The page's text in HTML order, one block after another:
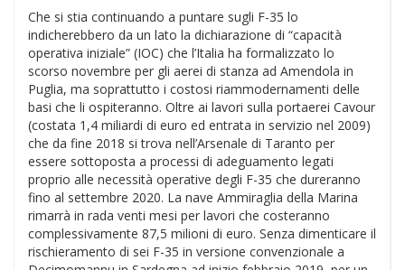
Che si stia continuando a puntare sugli F-35 lo
indicherebbero da un lato la dichiarazione di “capacità
operativa iniziale” (IOC) che l’Italia ha formalizzato lo
scorso novembre per gli aerei di stanza ad Amendola in
Puglia, ma soprattutto i costosi riammodernamenti delle
basi che li ospiteranno. Oltre ai lavori sulla portaerei Cavour
(costata 1,4 miliardi di euro ed entrata in servizio nel 2009)
che da fine 2018 si trova nell’Arsenale di Taranto per
essere sottoposta a processi di adeguamento legati
proprio alle necessità operative degli F-35 che dureranno
fino al settembre 2020. La nave Ammiraglia della Marina
rimarrà in rada venti mesi per lavori che costeranno
complessivamente 87,5 milioni di euro. Senza dimenticare il
rischieramento di sei F-35 in versione convenzionale a